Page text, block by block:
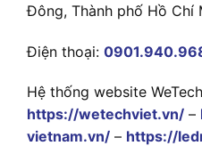
Đông, Thành phố Hồ Chí
Điện thoại:
Hệ thống website
https://wetechviet.vn/ –
vietnam.vn/ – https://